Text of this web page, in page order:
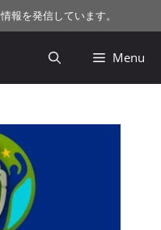
報を発信しています。
Menu